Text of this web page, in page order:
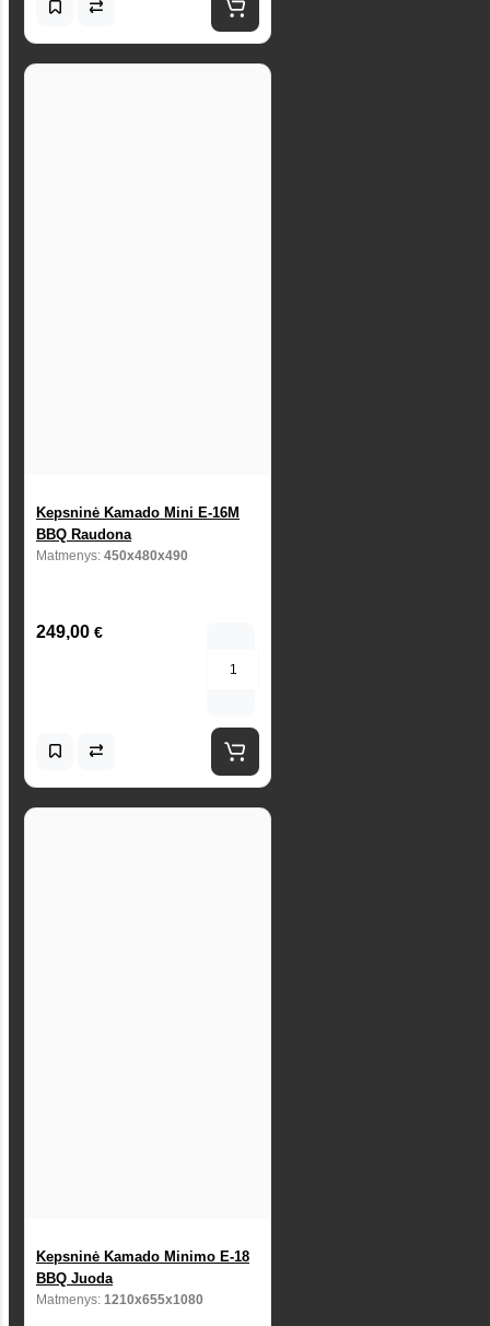
Kepsninė Kamado Mini E-16M
BBQ Raudona
Matmenys: 450x480x490
249,00 €
Kepsninė Kamado Minimo E-18
BBQ Juoda
Matmenys: 1210x655x1080